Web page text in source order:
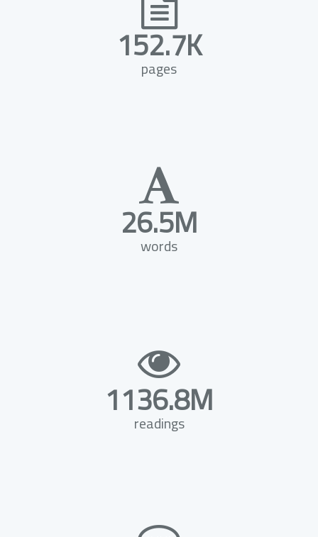
152.7K
pages
26.5M
words
1136.8M
readings